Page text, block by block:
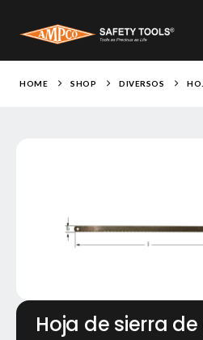
HOME SHOP DIVERSOS
Hoja de sierra